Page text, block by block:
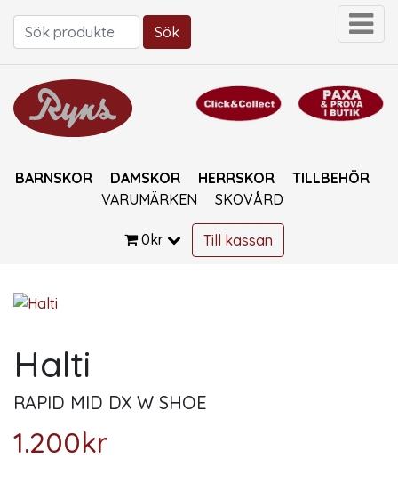
Sök efter:
Sök
BARNSKOR DAMSKOR HERRSKOR
TILLBEHÖR
VARUMÄRKEN
SKOVÅRD
0kr Till kassan
Halti
RAPID MID DX W SHOE
1.200kr